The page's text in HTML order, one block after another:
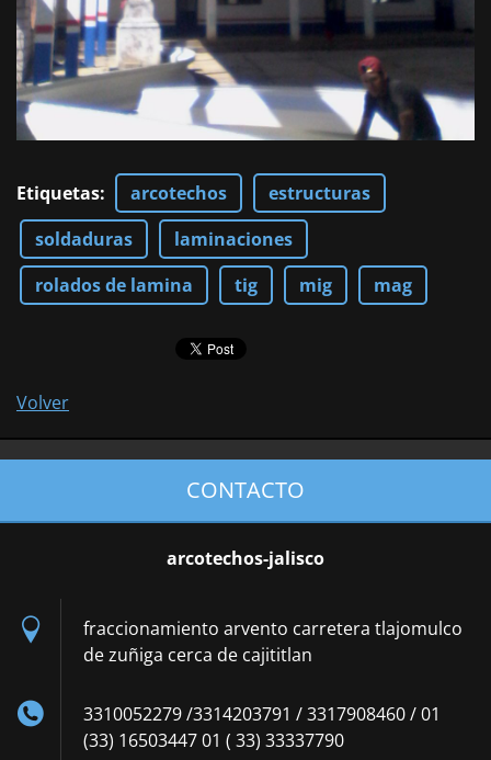
Etiquetas: arcotechos
estructuras
soldaduras
laminaciones
rolados de lamina
tig mig mag
Volver
CONTACTO
arcotechos-jalisco
fraccionamiento arvento carretera tlajomulco
de zuñiga cerca de cajititlan
3310052279 /3314203791 / 3317908460 / 01
(33) 16503447 01 ( 33) 33337790